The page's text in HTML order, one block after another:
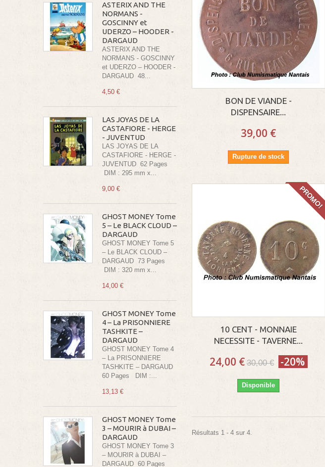
ASTERIX AND THE
NORMANS -
GOSCINNY et
UDERZO – HOODER -
DARGAUD
ASTERIX AND THE
NORMANS - GOSCINNY
et UDERZO – HOODER -
DARGAUD 48...
4,50 €
LAS JOYAS DE LA
CASTAFIORE - HERGE
- JUVENTUD
LAS JOYAS DE LA
CASTAFIORE - HERGE -
JUVENTUD 62 Pages
DIM : 295 mm x...
9,00 €
GHOST MONEY Tome
5 – Le BLACK CLOUD –
DARGAUD
GHOST MONEY Tome 5
– Le BLACK CLOUD –
DARGAUD 73 Pages
DIM : 320 mm x...
14,00 €
GHOST MONEY Tome
4 – La PRISONNIERE
TASHKITE –
DARGAUD
GHOST MONEY Tome 4
– La PRISONNIERE
TASHKITE – DARGAUD
60 Pages DIM :...
13,13 €
GHOST MONEY Tome
3 – MOURIR à DUBAI –
DARGAUD
GHOST MONEY Tome 3
– MOURIR à DUBAI –
DARGAUD 60 Pages
BON DE VIANDE -
DISPENSAIRE...
39,00 €
Rupture de stock
PROMO!
10 CENT - MONNAIE
NECESSITE - TAVERNE...
24,00 € 30,00 € -20%
Disponible
Résultats 1 - 4 sur 4.